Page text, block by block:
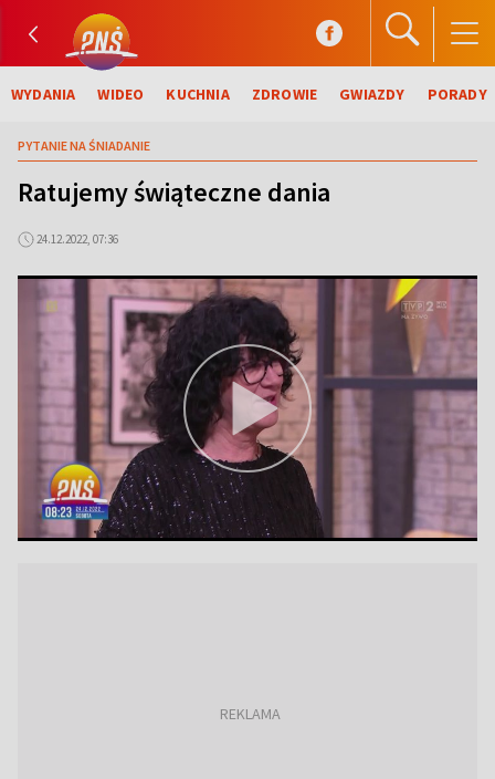
WYDANIA WIDEO KUCHNIA ZDROWIE GWIAZDY PORADY
PYTANIE NA ŚNIADANIE
Ratujemy świąteczne dania
24.12.2022, 07:36